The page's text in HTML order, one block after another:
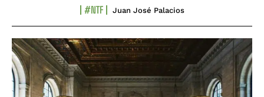
#NTF Juan José Palacios